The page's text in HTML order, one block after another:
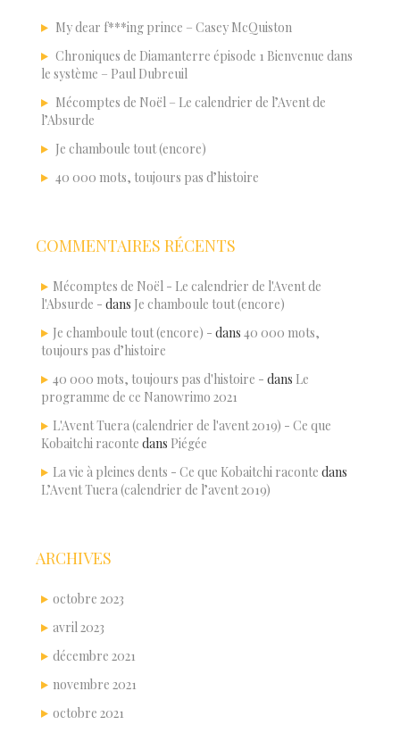
My dear f***ing prince – Casey McQuiston
Chroniques de Diamanterre épisode 1 Bienvenue dans
le système – Paul Dubreuil
Mécomptes de Noël – Le calendrier de l’Avent de
l’Absurde
Je chamboule tout (encore)
40 000 mots, toujours pas d’histoire
COMMENTAIRES RÉCENTS
Mécomptes de Noël - Le calendrier de l'Avent de
l'Absurde - dans Je chamboule tout (encore)
Je chamboule tout (encore) - dans 40 000 mots,
toujours pas d’histoire
40 000 mots, toujours pas d'histoire - dans Le
programme de ce Nanowrimo 2021
L'Avent Tuera (calendrier de l'avent 2019) - Ce que
Kobaitchi raconte dans Piégée
La vie à pleines dents - Ce que Kobaitchi raconte dans
L’Avent Tuera (calendrier de l’avent 2019)
ARCHIVES
octobre 2023
avril 2023
décembre 2021
novembre 2021
octobre 2021